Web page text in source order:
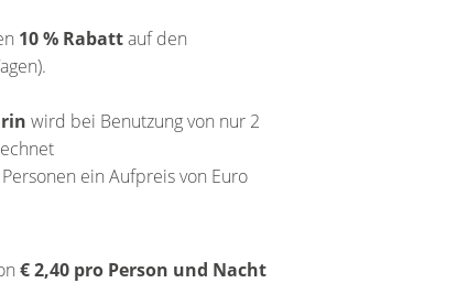
10 % Rabattauf den
wird bei Benutzung von nur 2
ein Aufpreis von Euro
€ 2,40 pro Person und Nacht